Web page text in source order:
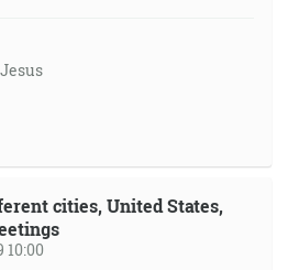
cities, United States,
10:00